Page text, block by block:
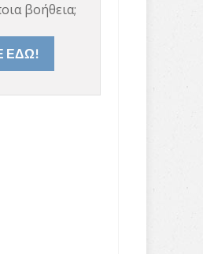
βοήθεια;
ΕΔΩ!